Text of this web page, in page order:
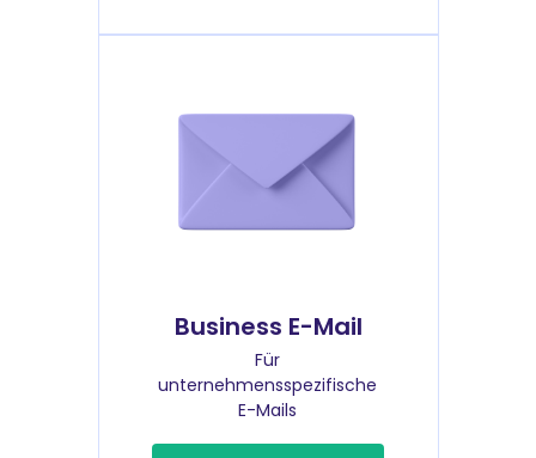
Business E-Mail
Für
unternehmensspezifische
E-Mails